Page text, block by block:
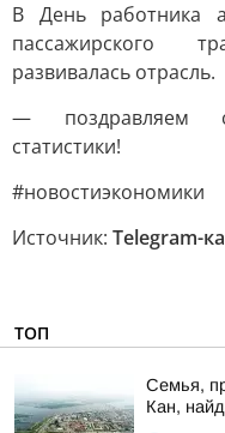
В День работника
пассажирского
развивалась отрасль.
— поздравляем
статистики!
#новостиэкономики
Источник: Telegram-
ТОП
Семья,
Кан,